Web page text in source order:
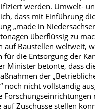
werden. Umwelt-
dass mit Einführung
„made in
überflüssig zu
auf Baustellen weltweit,
für die Entsorgung der
Minister betonte, dass
der
noch nicht vollständig
Forschungseinrichtungen
Zuschüsse stellen